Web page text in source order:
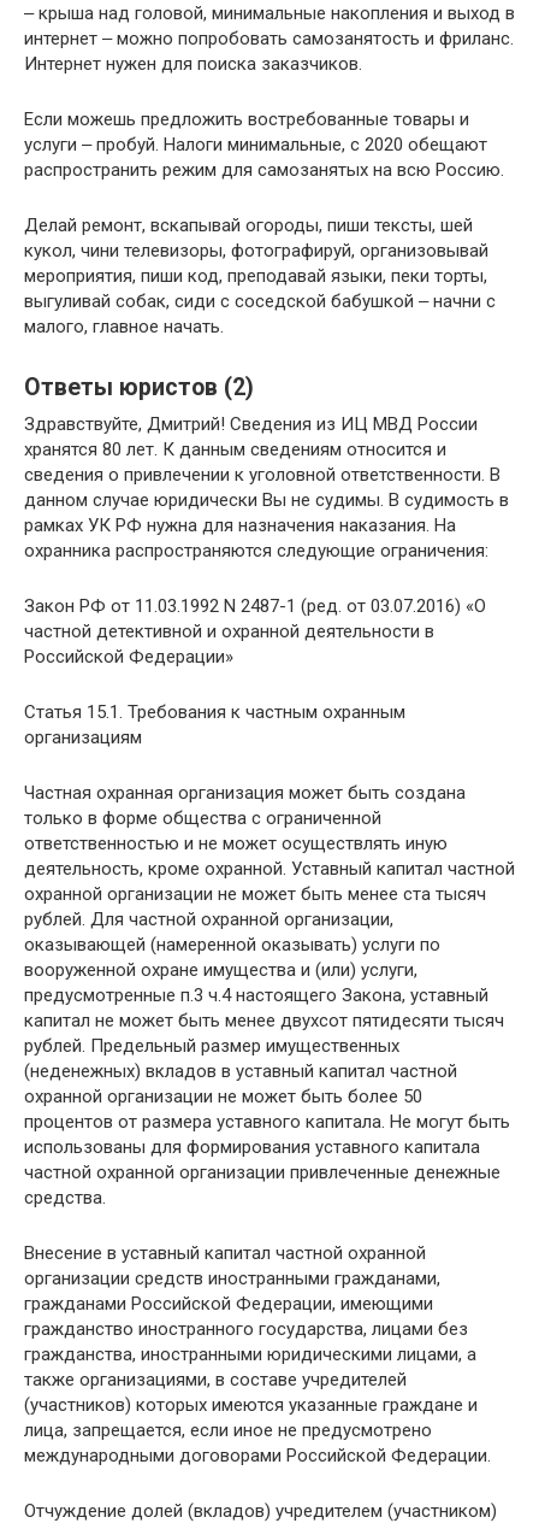
‒ крыша над головой, минимальные накопления и выход в
интернет ‒ можно попробовать самозанятость и фриланс.
Интернет нужен для поиска заказчиков.
Если можешь предложить востребованные товары и
услуги ‒ пробуй. Налоги минимальные, с 2020 обещают
распространить режим для самозанятых на всю Россию.
Делай ремонт, вскапывай огороды, пиши тексты, шей
кукол, чини телевизоры, фотографируй, организовывай
мероприятия, пиши код, преподавай языки, пеки торты,
выгуливай собак, сиди с соседской бабушкой ‒ начни с
малого, главное начать.
Ответы юристов (2)
Здравствуйте, Дмитрий! Сведения из ИЦ МВД России
хранятся 80 лет. К данным сведениям относится и
сведения о привлечении к уголовной ответственности. В
данном случае юридически Вы не судимы. В судимость в
рамках УК РФ нужна для назначения наказания. На
охранника распространяются следующие ограничения:
Закон РФ от 11.03.1992 N 2487-1 (ред. от 03.07.2016) «О
частной детективной и охранной деятельности в
Российской Федерации»
Статья 15.1. Требования к частным охранным
организациям
Частная охранная организация может быть создана
только в форме общества с ограниченной
ответственностью и не может осуществлять иную
деятельность, кроме охранной. Уставный капитал частной
охранной организации не может быть менее ста тысяч
рублей. Для частной охранной организации,
оказывающей (намеренной оказывать) услуги по
вооруженной охране имущества и (или) услуги,
предусмотренные п.3 ч.4 настоящего Закона, уставный
капитал не может быть менее двухсот пятидесяти тысяч
рублей. Предельный размер имущественных
(неденежных) вкладов в уставный капитал частной
охранной организации не может быть более 50
процентов от размера уставного капитала. Не могут быть
использованы для формирования уставного капитала
частной охранной организации привлеченные денежные
средства.
Внесение в уставный капитал частной охранной
организации средств иностранными гражданами,
гражданами Российской Федерации, имеющими
гражданство иностранного государства, лицами без
гражданства, иностранными юридическими лицами, а
также организациями, в составе учредителей
(участников) которых имеются указанные граждане и
лица, запрещается, если иное не предусмотрено
международными договорами Российской Федерации.
Отчуждение долей (вкладов) учредителем (участником)